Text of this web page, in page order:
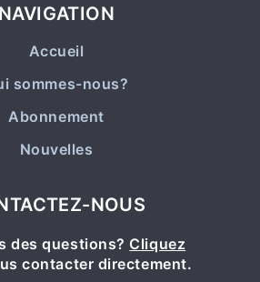
NAVIGATION
Accueil
sommes-nous?
Abonnement
Nouvelles
NOUS
des questions? Cliquez
contacter directement.